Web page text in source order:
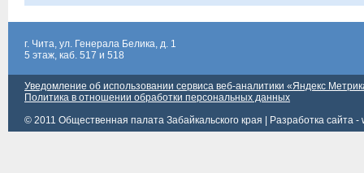
г. Чита, ул. Генерала Белика, д. 1
5 этаж, каб. 517 и 518
Уведомление об использовании сервиса веб-аналитики «Яндекс
Политика в отношении обработки персональных данных
© 2011 Общественная палата Забайкальского края |
Разработка сайта -